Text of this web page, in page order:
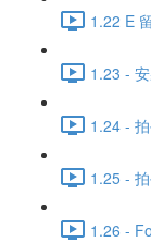
1.22 E
1.23 -
1.24 -
1.25 -
1.26 -